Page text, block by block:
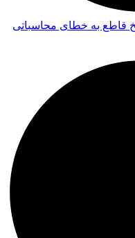
قاطع به خطای محاسباتی